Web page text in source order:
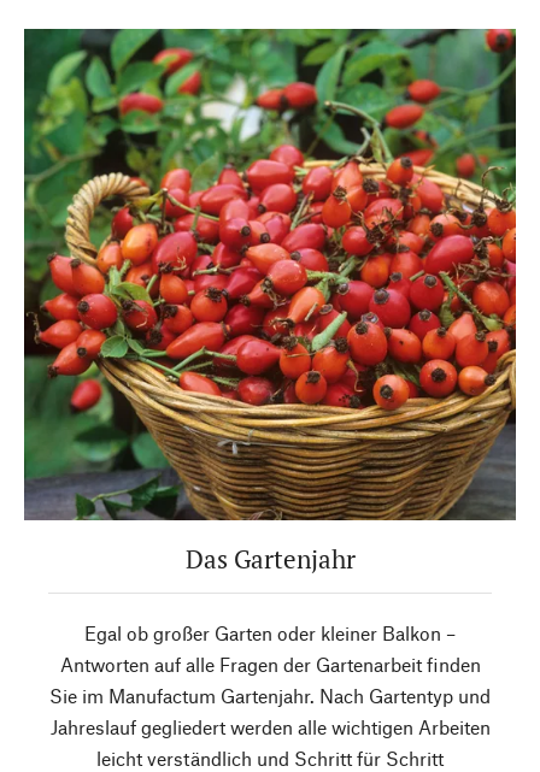
Das Gartenjahr
Egal ob großer Garten oder kleiner Balkon –
Antworten auf alle Fragen der Gartenarbeit finden
Sie im Manufactum Gartenjahr. Nach Gartentyp und
Jahreslauf gegliedert werden alle wichtigen Arbeiten
leicht verständlich und Schritt für Schritt